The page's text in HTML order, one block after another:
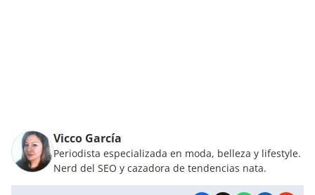
Vicco García
Periodista especializada en moda, belleza y lifestyle.
Nerd del SEO y cazadora de tendencias nata.